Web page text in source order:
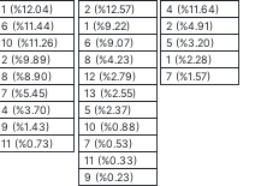
1 (%12.04)
6 (%11.44)
10 (%11.26)
2 (%9.89)
8 (%8.90)
7 (%5.45)
4 (%3.70)
9 (%1.43)
11 (%0.73)
2 (%12.57)
1 (%9.22)
6 (%9.07)
8 (%4.23)
12 (%2.79)
13 (%2.55)
5 (%2.37)
10 (%0.88)
7 (%0.53)
11 (%0.33)
9 (%0.23)
4 (%11.64)
2 (%4.91)
5 (%3.20)
1 (%2.28)
7 (%1.57)